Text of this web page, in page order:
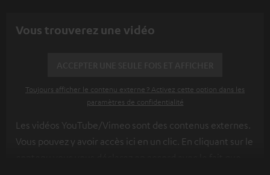
Vous trouverez une vidéo
Toujours afficher le contenu externe ? Activez cette option dans les
paramètres de confidentialité
Les vidéos YouTube/Vimeo sont des contenus externes.
Vous pouvez y avoir accès ici en un clic. En cliquant sur le